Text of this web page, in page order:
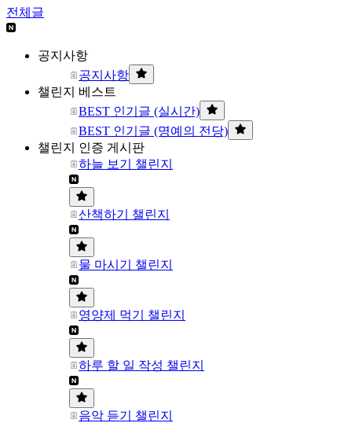
전체글
공지사항
공지사항
챌린지 베스트
BEST 인기글 (실시간)
BEST 인기글 (명예의 전당)
챌린지 인증 게시판
하늘 보기 챌린지
산책하기 챌린지
물 마시기 챌린지
영양제 먹기 챌린지
하루 할 일 작성 챌린지
음악 듣기 챌린지